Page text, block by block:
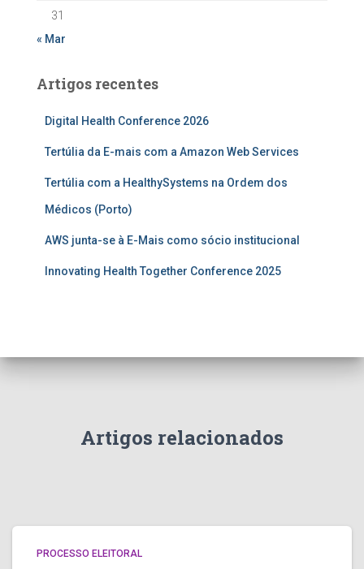
31
« Mar
Artigos recentes
Digital Health Conference 2026
Tertúlia da E-mais com a Amazon Web Services
Tertúlia com a HealthySystems na Ordem dos
Médicos (Porto)
AWS junta-se à E-Mais como sócio institucional
Innovating Health Together Conference 2025
Artigos relacionados
PROCESSO ELEITORAL